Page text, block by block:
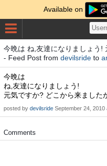
Available on
今晩は ね,友達になりましょう!
- Feed Post from devilsride to
今晩は
ね,友達になりましょう!
元気ですか? どこから来ました
posted by devilsride September 24, 2010
Comments